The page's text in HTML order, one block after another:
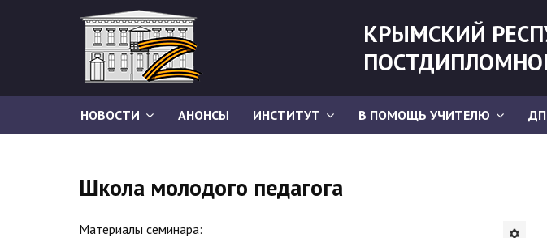
КРЫМСКИЙ
НОВОСТИ АНОНСЫ ИНСТИТУТ В ПОМОЩЬ УЧИТЕЛЮ
Школа молодого педагога
Материалы семинара: